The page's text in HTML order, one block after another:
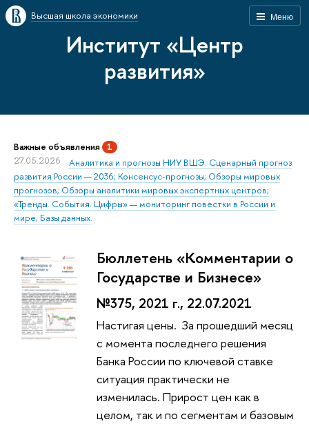
Меню
Высшая школа экономики
Институт «Центр
развития»
Важные объявления 1
27.05.2026
Аналитика и прогнозы НИУ ВШЭ: Сценарный прогноз
развития России — 2036; Консенсус-прогнозы; Обзоры мировых
прогнозов; Обзоры аналитики мировых экспертных центров;
«Тренды. События. Цифры» — мониторинг повестки в России и
мире; Базы данных.
Бюллетень «Комментарии о
Государстве и Бизнесе»
№375, 2021 г., 22.07.2021
Настигая цены. За прошедший месяц
с момента последнего решения
Банка России по ключевой ставке
ситуация практически не
изменилась. Прирост цен как в
целом, так и по сегментам и базовым